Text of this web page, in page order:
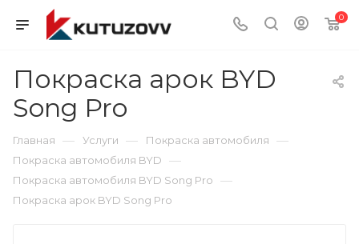
0
Покраска арок BYD
Song Pro
Главная — Услуги — Покраска автомобиля —
Покраска автомобиля BYD —
Покраска автомобиля BYD Song Pro —
Покраска арок BYD Song Pro